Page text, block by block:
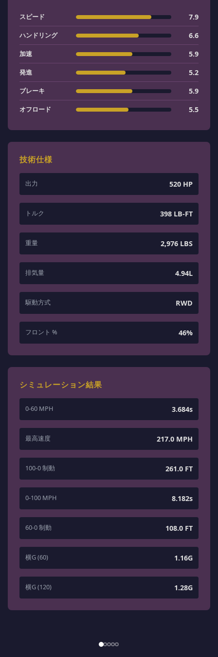
スピード 7.9
ハンドリング 6.6
加速 5.9
発進 5.2
ブレーキ 5.9
オフロード 5.5
技術仕様
出力 520 HP
トルク 398 LB-FT
重量 2,976 LBS
排気量 4.94L
駆動方式 RWD
フロント % 46%
シミュレーション結果
0-60 MPH 3.684s
最高速度 217.0 MPH
100-0 制動 261.0 FT
0-100 MPH 8.182s
60-0 制動 108.0 FT
横G (60) 1.16G
横G (120) 1.28G